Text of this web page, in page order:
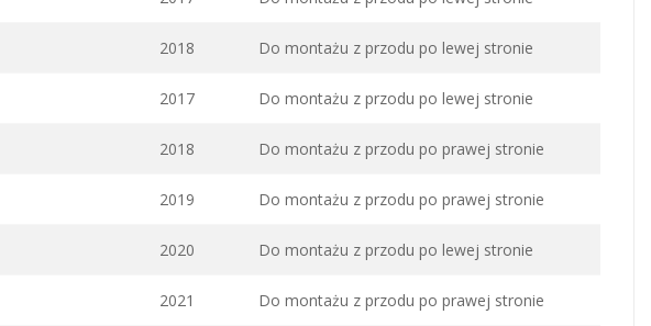
2018 Do montażu z przodu po lewej stronie
2017 Do montażu z przodu po lewej stronie
2018 Do montażu z przodu po prawej stronie
2019 Do montażu z przodu po prawej stronie
2020 Do montażu z przodu po lewej stronie
2021 Do montażu z przodu po prawej stronie